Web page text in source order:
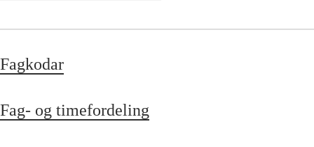
Fagkodar
Fag- og timefordeling